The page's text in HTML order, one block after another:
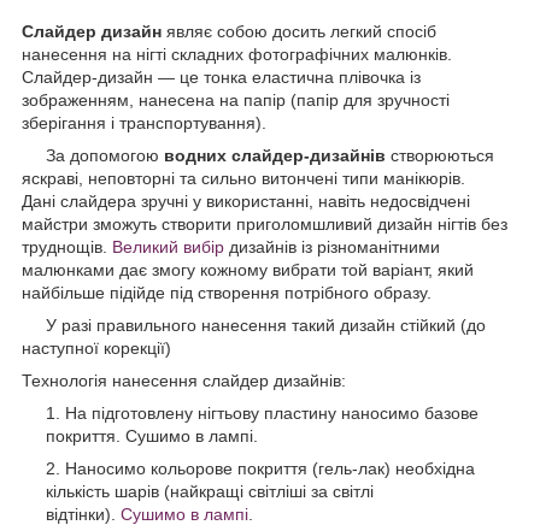
Слайдер дизайн являє собою досить легкий спосіб
нанесення на нігті складних фотографічних малюнків.
Слайдер-дизайн — це тонка еластична плівочка із
зображенням, нанесена на папір (папір для зручності
зберігання і транспортування).
За допомогою водних слайдер-дизайнів створюються
яскраві, неповторні та сильно витончені типи манікюрів.
Дані слайдера зручні у використанні, навіть недосвідчені
майстри зможуть створити приголомшливий дизайн нігтів без
труднощів. Великий вибір дизайнів із різноманітними
малюнками дає змогу кожному вибрати той варіант, який
найбільше підійде під створення потрібного образу.
У разі правильного нанесення такий дизайн стійкий (до
наступної корекції)
Технологія нанесення слайдер дизайнів:
На підготовлену нігтьову пластину наносимо базове
покриття. Сушимо в лампі.
Наносимо кольорове покриття (гель-лак) необхідна
кількість шарів (найкращі світліші за світлі
відтінки). Сушимо в лампі